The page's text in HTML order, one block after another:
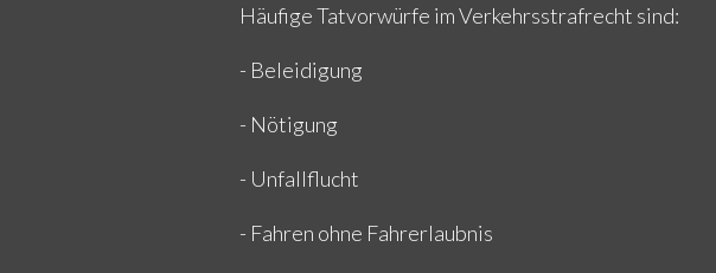
Häufige Tatvorwürfe im Verkehrsstrafrecht sind:
- Beleidigung
- Nötigung
- Unfallflucht
- Fahren ohne Fahrerlaubnis